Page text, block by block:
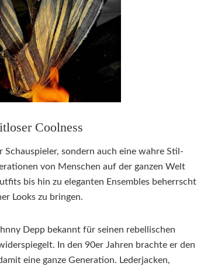
Coolness
sondern auch eine wahre Stil-
von Menschen auf der ganzen Welt
bis hin zu eleganten Ensembles beherrscht
Looks zu bringen.
Depp bekannt für seinen rebellischen
In den 90er Jahren brachte er den
eine ganze Generation. Lederjacken,